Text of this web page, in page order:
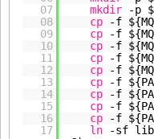
07
mkdir
-p
08
cp
-f
09
cp
-f
10
cp
-f
11
cp
-f
12
cp
-f
13
cp
-f
14
cp
-f
15
cp
-f
16
cp
-f
17
ln
-sf